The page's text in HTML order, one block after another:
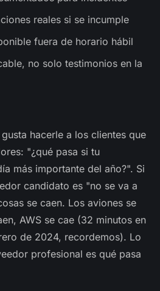
reales si se incumple
fuera de horario hábil
no solo testimonios en la
hacerle a los clientes que
"¿qué pasa si tu
más importante del año?". Si
candidato es "no se va a
se caen. Los aviones se
AWS se cae (32 minutos en
de 2024, recordemos). Lo
profesional es qué pasa